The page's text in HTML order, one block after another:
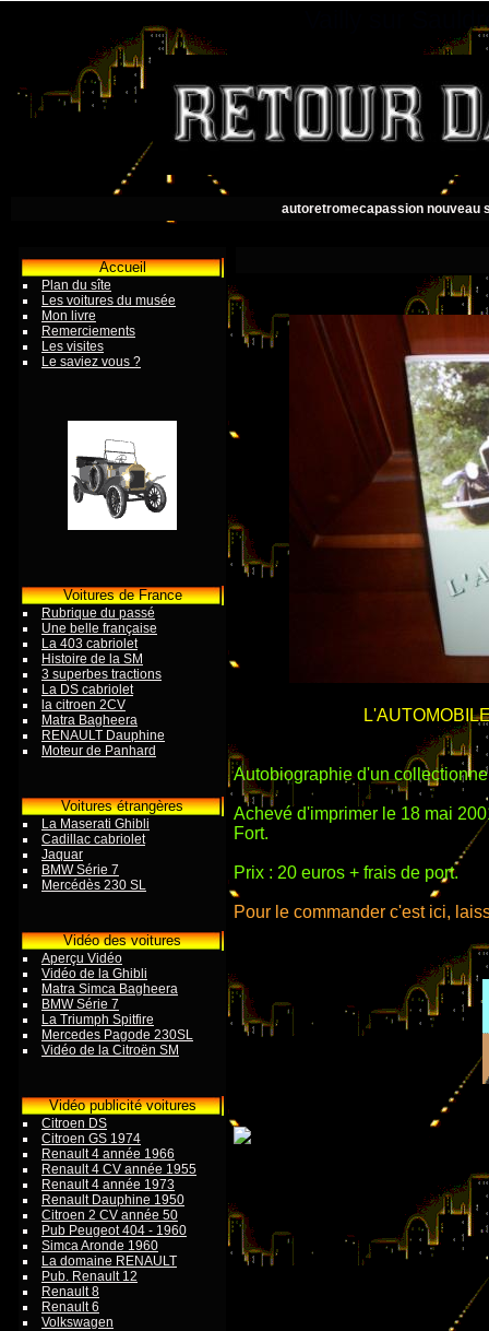
Vailly sur
autoretromecapassion nouveau
Accueil
Plan du sîte
Les voitures du musée
Mon livre
Remerciements
Les visites
Le saviez vous ?
Voitures de France
Rubrique du passé
Une belle française
La 403 cabriolet
Histoire de la SM
3 superbes tractions
La DS cabriolet
la citroen 2CV
Matra Bagheera
RENAULT Dauphine
Moteur de Panhard
Voitures étrangères
La Maserati Ghibli
Cadillac cabriolet
Jaquar
BMW Série 7
Mercédès 230 SL
Vidéo des voitures
Aperçu Vidéo
Vidéo de la Ghibli
Matra Simca Bagheera
BMW Série 7
La Triumph Spitfire
Mercedes Pagode 230SL
Vidéo de la Citroën SM
Vidéo publicité voitures
Citroen DS
Citroen GS 1974
Renault 4 année 1966
Renault 4 CV année 1955
Renault 4 année 1973
Renault Dauphine 1950
Citroen 2 CV année 50
Pub Peugeot 404 - 1960
Simca Aronde 1960
La domaine RENAULT
Pub. Renault 12
Renault 8
Renault 6
Volkswagen
Autobiographie d'un
Achevé d'imprimer le 18 mai
Fort.
Prix : 20 euros + frais de port.
Pour le commander c'est ici,